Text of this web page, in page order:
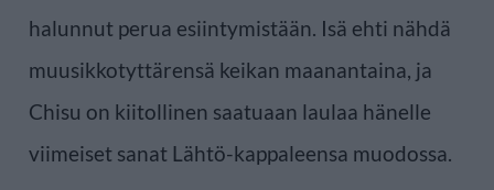
halunnut perua esiintymistään. Isä ehti nähdä
muusikkotyttärensä keikan maanantaina, ja
Chisu on kiitollinen saatuaan laulaa hänelle
viimeiset sanat Lähtö-kappaleensa muodossa.